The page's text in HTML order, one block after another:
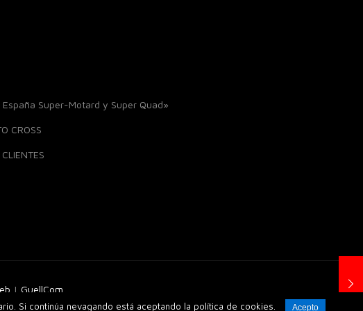
Super-Motard y Super Quad»
CROSS
| GuellCom_
Si continúa nevagando está aceptando la política de cookies. Acepto